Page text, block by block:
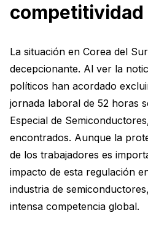
competitividad
La situación en Corea del
decepcionante. Al ver la
políticos han acordado
jornada laboral de 52 horas
Especial de
encontrados. Aunque la
de los trabajadores es
impacto de esta regulación
industria de
intensa competencia global.